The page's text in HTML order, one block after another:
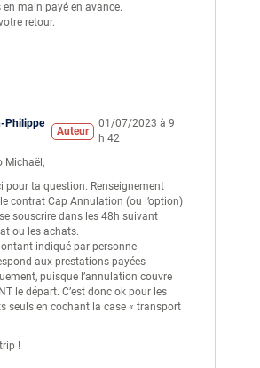
en main payé en avance.
retour.
Philippe
Auteur
01/07/2023 à 9
h 42
Michaël,
pour ta question. Renseignement
contrat Cap Annulation (ou l’option)
souscrire dans les 48h suivant
ou les achats.
indiqué par personne
aux prestations payées
puisque l’annulation couvre
le départ. C’est donc ok pour les
seuls en cochant la case « transport
!